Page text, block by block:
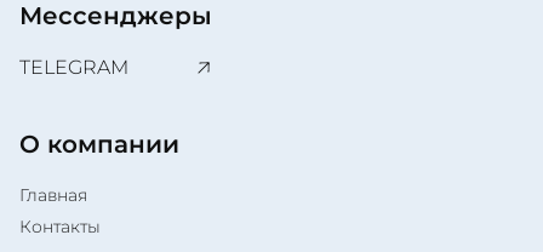
О компании
Главная
Контакты
Мессенджеры
TELEGRAM